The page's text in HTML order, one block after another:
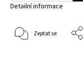
Detailní informace
Zeptat se